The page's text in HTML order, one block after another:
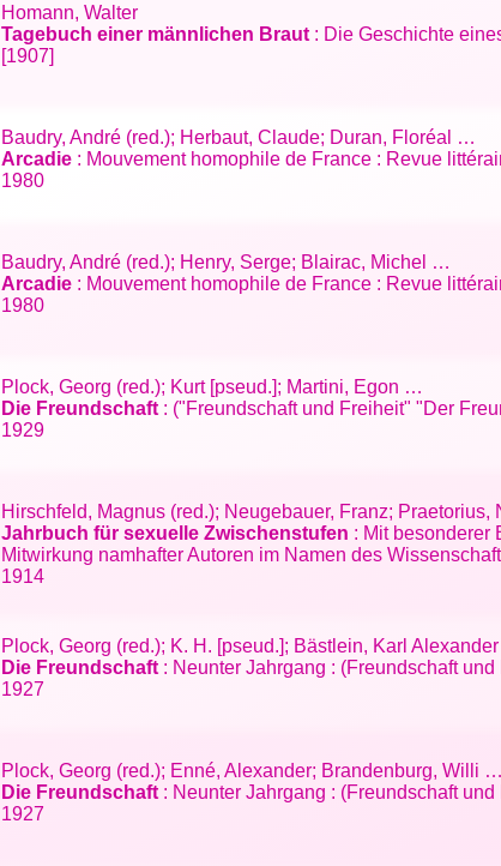
Homann, Walter
Tagebuch einer männlichen Braut : Die Geschichte
[1907]
Baudry, André (red.); Herbaut, Claude; Duran, Floréal …
Arcadie : Mouvement homophile de France : Revue
1980
Baudry, André (red.); Henry, Serge; Blairac, Michel …
Arcadie : Mouvement homophile de France : Revue
1980
Plock, Georg (red.); Kurt [pseud.]; Martini, Egon …
Die Freundschaft : ("Freundschaft und Freiheit" "Der
1929
Hirschfeld, Magnus (red.); Neugebauer, Franz;
Jahrbuch für sexuelle Zwischenstufen : Mit besonderer
Mitwirkung namhafter Autoren im Namen des
1914
Plock, Georg (red.); K. H. [pseud.]; Bästlein, Karl
Die Freundschaft : Neunter Jahrgang : (Freundschaft
1927
Plock, Georg (red.); Enné, Alexander; Brandenburg, Willi …
Die Freundschaft : Neunter Jahrgang : (Freundschaft
1927